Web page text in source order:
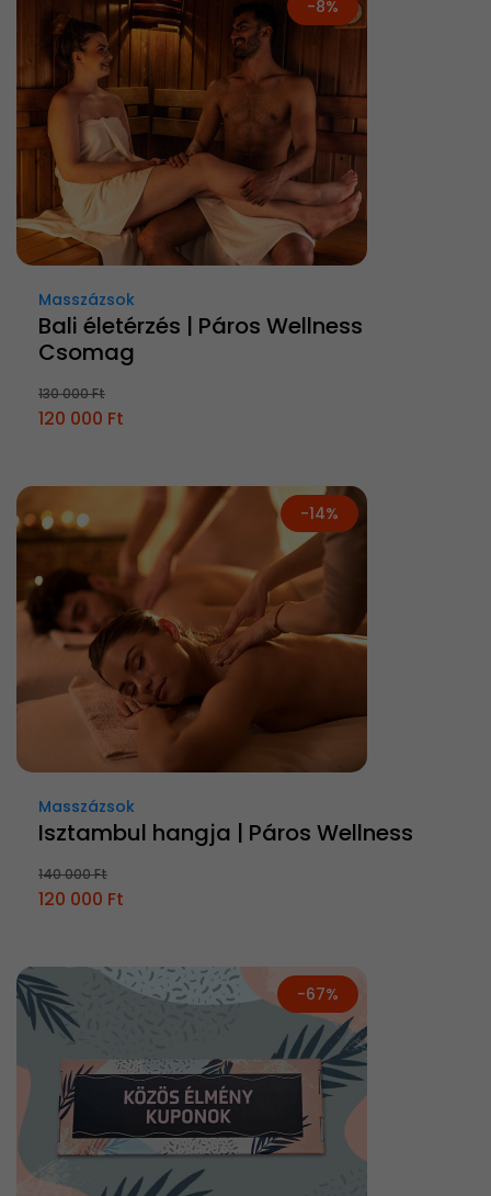
-8%
Masszázsok
Bali életérzés | Páros Wellness
Csomag
130 000 Ft
120 000 Ft
-14%
Masszázsok
Isztambul hangja | Páros Wellness
140 000 Ft
120 000 Ft
-67%